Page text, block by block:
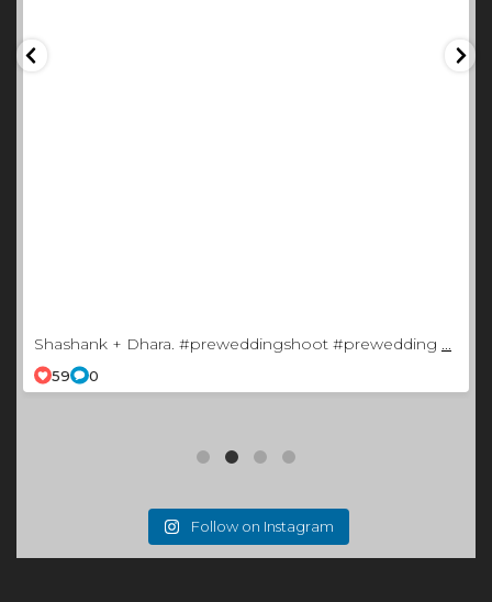
Shashank + Dhara. #preweddingshoot #prewedding ...
59 0
Follow on Instagram